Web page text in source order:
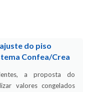
do piso
Confea/Crea
a proposta do
valores congelados